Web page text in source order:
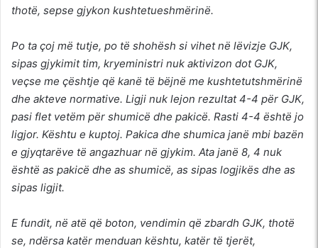
thotë, sepse gjykon kushtetueshmërinë.
Po ta çoj më tutje, po të shohësh si vihet në lëvizje GJK,
sipas gjykimit tim, kryeministri nuk aktivizon dot GJK,
veçse me çështje që kanë të bëjnë me kushtetutshmërinë
dhe akteve normative. Ligji nuk lejon rezultat 4-4 për GJK,
pasi flet vetëm për shumicë dhe pakicë. Rasti 4-4 është jo
ligjor. Kështu e kuptoj. Pakica dhe shumica janë mbi bazën
e gjyqtarëve të angazhuar në gjykim. Ata janë 8, 4 nuk
është as pakicë dhe as shumicë, as sipas logjikës dhe as
sipas ligjit.
E fundit, në atë që boton, vendimin që zbardh GJK, thotë
se, ndërsa katër menduan kështu, katër të tjerët,